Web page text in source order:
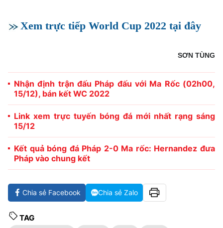
Xem trực tiếp World Cup 2022 tại đây
SƠN TÙNG
Nhận định trận đấu Pháp đấu với Ma Rốc (02h00,
15/12), bán kết WC 2022
Link xem trực tuyến bóng đá mới nhất rạng sáng
15/12
Kết quả bóng đá Pháp 2-0 Ma rốc: Hernandez đưa
Pháp vào chung kết
Chia sẻ Facebook Chia sẻ Zalo
TAG